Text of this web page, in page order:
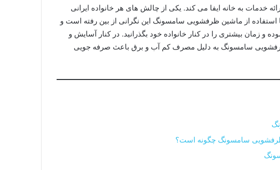
به خانه ایفا می کند. یکی از چالش های هر خانواده ایرانی
از ماشین ظرفشویی سامسونگ این نگرانی از بین رفته است و
و زمان بیشتری را در کنار خانواده خود بگذرانید. در کنار آسایش و
ظرفشویی سامسونگ به دلیل مصرف کم آب و برق باعث صرفه جویی
ظرفشویی سامسونگ چگونه است؟